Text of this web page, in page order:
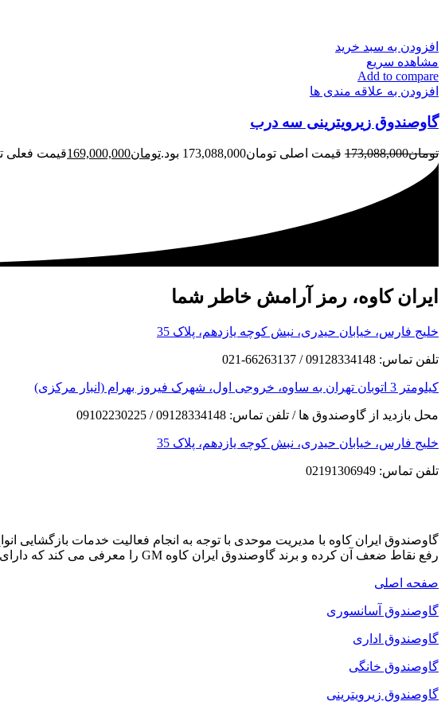
افزودن به سبد خرید
مشاهده سریع
Add to compare
افزودن به علاقه مندی ها
گاوصندوق زیرویترینی سه درب
تومان173,088,000 قیمت اصلی تومان173,088,000 بود. تومان169,000,000قیمت فعلی
ایران کاوه، رمز آرامش خاطر شما
خلیج فارس، خیابان حیدری، نبش کوچه یازدهم، پلاک 35
تلفن تماس: 09128334148 / 66263137-021
کیلومتر 3 اتوبان تهران به ساوه، خروجی اول، شهرک فیروز بهرام (انبار مرکزی)
محل بازدید از گاوصندوق ها / تلفن تماس: 09128334148 / 09102230225
خلیج فارس، خیابان حیدری، نبش کوچه یازدهم، پلاک 35
تلفن تماس: 02191306949
گاوصندوق ایران کاوه با مدیریت موحدی با توجه به انجام فعالیت خدمات
رفع نقاط ضعف آن کرده و برند گاوصندوق ایران کاوه GM را معرفی می کند که دارای بهترین کیفیت و مکانیزم امنیتی است.
صفحه اصلی
گاوصندوق آسانسوری
گاوصندوق اداری
گاوصندوق خانگی
گاوصندوق زیرویترینی